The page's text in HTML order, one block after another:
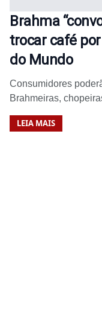
Brahma
trocar café
do Mundo
Consumidores
Brahmeiras,
LEIA MAIS